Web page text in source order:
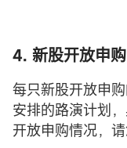
4. 新股开放申
每只新股开放申
安排的路演计划
开放申购情况，